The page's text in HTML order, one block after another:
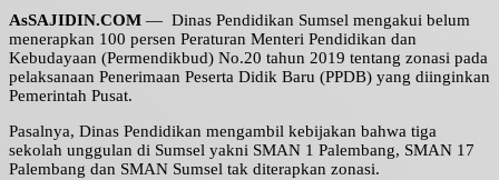
AsSAJIDIN.COM — Dinas Pendidikan Sumsel mengakui belum
menerapkan 100 persen Peraturan Menteri Pendidikan dan
Kebudayaan (Permendikbud) No.20 tahun 2019 tentang zonasi pada
pelaksanaan Penerimaan Peserta Didik Baru (PPDB) yang diinginkan
Pemerintah Pusat.
Pasalnya, Dinas Pendidikan mengambil kebijakan bahwa tiga
sekolah unggulan di Sumsel yakni SMAN 1 Palembang, SMAN 17
Palembang dan SMAN Sumsel tak diterapkan zonasi.